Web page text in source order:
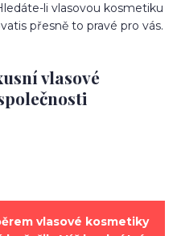
li vlasovou kosmetiku
přesně to pravé pro vás.
vlasové
vlasové kosmetiky